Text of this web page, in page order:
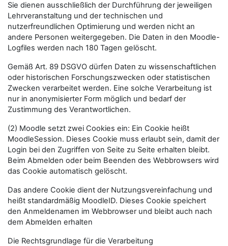
Sie dienen ausschließlich der Durchführung der jeweiligen
Lehrveranstaltung und der technischen und
nutzerfreundlichen Optimierung und werden nicht an
andere Personen weitergegeben. Die Daten in den Moodle-
Logfiles werden nach 180 Tagen gelöscht.
Gemäß Art. 89 DSGVO dürfen Daten zu wissenschaftlichen
oder historischen Forschungszwecken oder statistischen
Zwecken verarbeitet werden. Eine solche Verarbeitung ist
nur in anonymisierter Form möglich und bedarf der
Zustimmung des Verantwortlichen.
(2) Moodle setzt zwei Cookies ein: Ein Cookie heißt
MoodleSession. Dieses Cookie muss erlaubt sein, damit der
Login bei den Zugriffen von Seite zu Seite erhalten bleibt.
Beim Abmelden oder beim Beenden des Webbrowsers wird
das Cookie automatisch gelöscht.
Das andere Cookie dient der Nutzungsvereinfachung und
heißt standardmäßig MoodleID. Dieses Cookie speichert
den Anmeldenamen im Webbrowser und bleibt auch nach
dem Abmelden erhalten
Die Rechtsgrundlage für die Verarbeitung